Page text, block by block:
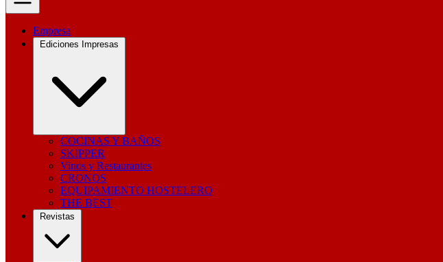
Empresa
Ediciones Impresas
COCINAS Y BAÑOS
SKIPPER
Vinos y Restaurantes
CRONOS
EQUIPAMIENTO HOSTELERO
THE BEST
Revistas